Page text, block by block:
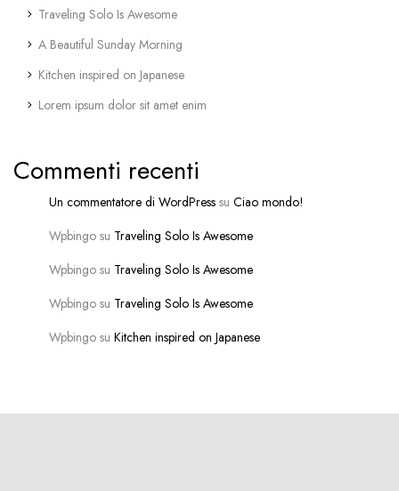
Traveling Solo Is Awesome
A Beautiful Sunday Morning
Kitchen inspired on Japanese
Lorem ipsum dolor sit amet enim
Commenti recenti
Un commentatore di WordPress su Ciao mondo!
Wpbingo su Traveling Solo Is Awesome
Wpbingo su Traveling Solo Is Awesome
Wpbingo su Traveling Solo Is Awesome
Wpbingo su Kitchen inspired on Japanese